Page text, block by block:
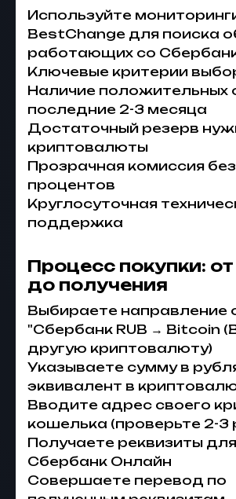
Используйте
BestChange для поиска
работающих со
Ключевые критерии
Наличие положительных
последние 2-3 месяца
Достаточный резерв
криптовалюты
Прозрачная комиссия
процентов
Круглосуточная
поддержка
Процесс покупки:
до получения
Выбираете направление
"Сбербанк RUB → Bitcoin
другую криптовалюту)
Указываете сумму в
эквивалент в
Вводите адрес своего
кошелька (проверьте 2-3
Получаете реквизиты
Сбербанк Онлайн
Совершаете перевод по